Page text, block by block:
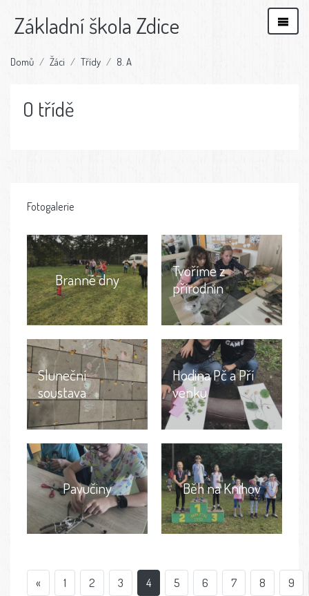
Základní škola Zdice
Domů Žáci Třídy 8. A
O třídě
Fotogalerie
Branné dny
Tvoříme z
přírodnin
Sluneční
soustava
Hodina Pč a Pří
venku
Pavučiny Běh na Knihov
« 1 2 3 4 5 6 7 8 9